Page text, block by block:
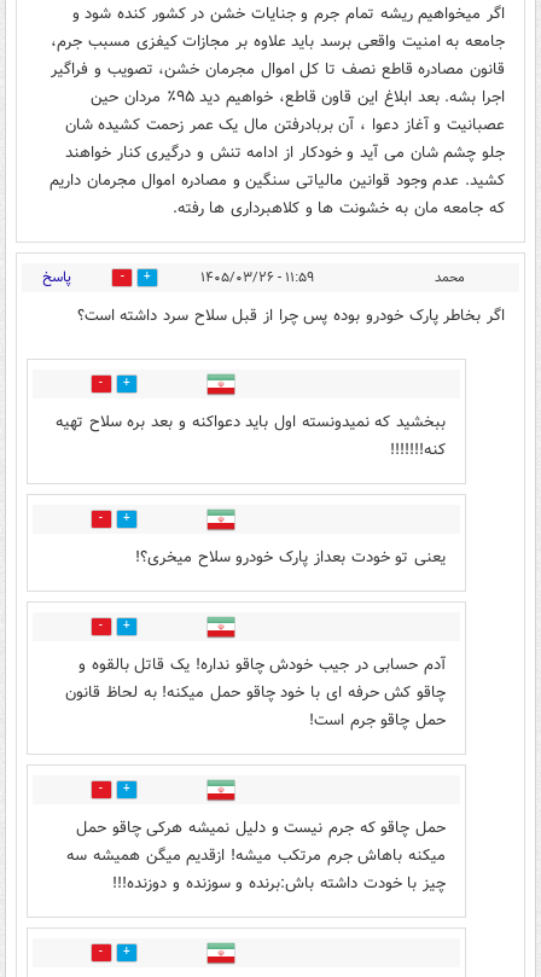
اگر میخواهیم ریشه تمام جرم و جنایات خشن در کشور کنده شود و
جامعه به امنیت واقعی برسد باید علاوه بر مجازات کیفزی مسبب جرم،
قانون مصادره قاطع نصف تا کل اموال مجرمان خشن، تصویب و فراگیر
اجرا بشه. بعد ابلاغ این قاون قاطع، خواهیم دید ۹۵٪ مردان حین
عصبانیت و آغاز دعوا ، آن بربادرفتن مال یک عمر زحمت کشیده شان
جلو چشم شان می آید و خودکار از ادامه تنش و درگیری کنار خواهند
کشید. عدم وجود قوانین مالیاتی سنگین و مصادره اموال مجرمان داریم
که جامعه مان به خشونت ها و کلاهبرداری ها رفته.
محمد ۱۱:۵۹ - ۱۴۰۵/۰۳/۲۶ 2 پاسخ
اگر بخاطر پارک خودرو بوده پس چرا از قبل سلاح سرد داشته است؟
10
ببخشید که نمیدونسته اول باید دعواکنه و بعد بره سلاح تهیه
کنه!!!!!!!
1
یعنی تو خودت بعداز پارک خودرو سلاح میخری؟!
7
آدم حسابی در جیب خودش چاقو نداره! یک قاتل بالقوه و
چاقو کش حرفه ای با خود چاقو حمل میکنه! به لحاظ قانون
حمل چاقو جرم است!
1
حمل چاقو که جرم نیست و دلیل نمیشه هرکی چاقو حمل
میکنه باهاش جرم مرتکب میشه! ازقدیم میگن همیشه سه
چیز با خودت داشته باش:برنده و سوزنده و دوزنده!!!
1